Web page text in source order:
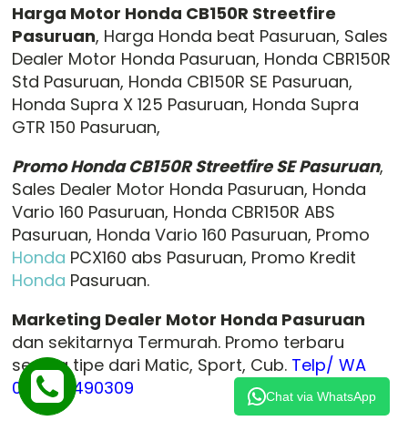
Harga Motor Honda CB150R Streetfire
Pasuruan, Harga Honda beat Pasuruan, Sales
Dealer Motor Honda Pasuruan, Honda CBR150R
Std Pasuruan, Honda CB150R SE Pasuruan,
Honda Supra X 125 Pasuruan, Honda Supra
GTR 150 Pasuruan,
Promo Honda CB150R Streetfire SE Pasuruan,
Sales Dealer Motor Honda Pasuruan, Honda
Vario 160 Pasuruan, Honda CBR150R ABS
Pasuruan, Honda Vario 160 Pasuruan, Promo
Honda PCX160 abs Pasuruan, Promo Kredit
Honda Pasuruan.
Marketing Dealer Motor Honda Pasuruan
dan sekitarnya Termurah. Promo terbaru
semua tipe dari Matic, Sport, Cub. Telp/ WA
085730490309
Chat via WhatsApp